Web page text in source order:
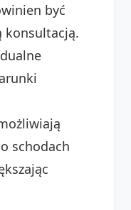
być
konsultacją.
schodach